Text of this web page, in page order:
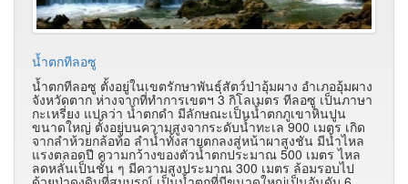
น้ำตกทีลอซู
น้ำตกทีลอซู ตั้งอยู่ในเขตรักษาพันธุ์สัตว์ป่าอุ้มผาง อำเภออุ้มผาง
จังหวัดตาก ห่างจากที่ทำการเขตฯ 3 กิโลเมตร ทีลอซู เป็นภาษา
กะเหรี่ยง แปลว่า น้ำตกดำ มีลักษณะเป็นน้ำตกภูเขาหินปูน
ขนาดใหญ่ ตั้งอยู่บนความสูงจากระดับน้ำทะเล 900 เมตร เกิด
จากลำห้วยกล้อท้อ ลำน้ำทั้งสายตกลงสู่หน้าผาสูงชัน มีน้ำไหล
แรงตลอดปี ความกว้างของตัวน้ำตกประมาณ 500 เมตร ไหล
ลดหลั่นเป็นชั้น ๆ มีความสูงประมาณ 300 เมตร ล้อมรอบไป